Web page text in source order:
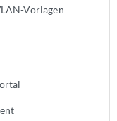
Vorlagen